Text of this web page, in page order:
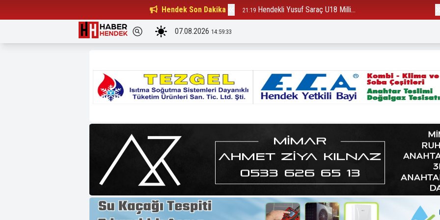
Hendek Son Dakika
Beşiktaşlılar Derneği Başkanı... 21:19 Hendekli Yusuf Saraç U18 Milli...
07.08.2026 14:59:34